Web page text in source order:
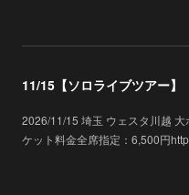
11/15【ソロライブツアー
2026/11/15 埼玉 ウェスタ川越
ケット料金全席指定：6,500円